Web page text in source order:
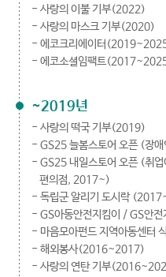
- 사랑의 이불 기부(2022)
- 사랑의 마스크 기부(2020)
- 에코크리에이터
- 에코소셜임팩트
~2019년
- 사랑의 떡국 기부(2019)
- GS25 늘봄스토어 오픈 (장
- GS25 내일스토어 오픈 (취업
편의점, 2017~)
- 독립군 알리기 도시락
- GS아동안전지킴이 / GS안
- 마음모아펀드 지역아동센터
- 해외봉사(2016~2017)
- 사랑의 연탄 기부